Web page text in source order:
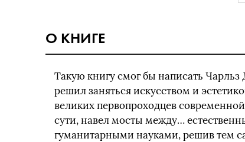
О КНИГЕ
Такую книгу смог бы написать Чарльз
решил заняться искусством и
великих первопроходцев
сути, навел мосты между…
гуманитарными науками, решив тем